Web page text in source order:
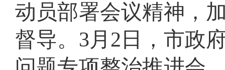
动员部署会议精神，
督导。 3月2日， 市政